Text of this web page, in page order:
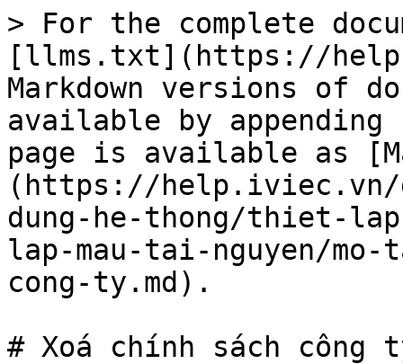
> For the complete
[llms.txt](https://
Markdown versions of
available by
page is available as
(https://help.iviec.vn/
dung-he-thong/thiet-
lap-mau-tai-nguyen/
cong-ty.md).
# Xoá chính sách công